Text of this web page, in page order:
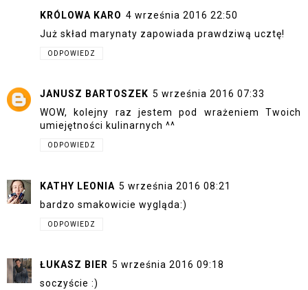
KRÓLOWA KARO 4 września 2016 22:50
Już skład marynaty zapowiada prawdziwą ucztę!
ODPOWIEDZ
JANUSZ BARTOSZEK 5 września 2016 07:33
WOW, kolejny raz jestem pod wrażeniem Twoich
umiejętności kulinarnych ^^
ODPOWIEDZ
KATHY LEONIA 5 września 2016 08:21
bardzo smakowicie wygląda:)
ODPOWIEDZ
ŁUKASZ BIER 5 września 2016 09:18
soczyście :)